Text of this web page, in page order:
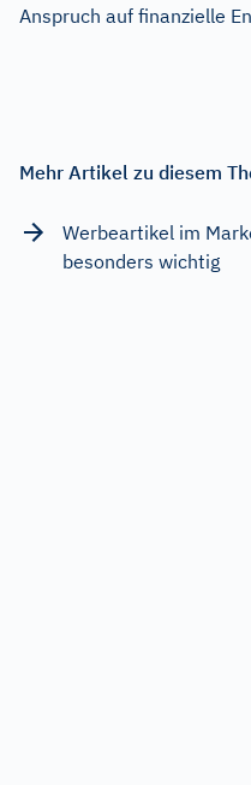
Anspruch auf finanzielle
Mehr Artikel zu diesem
Werbeartikel im
besonders wichtig